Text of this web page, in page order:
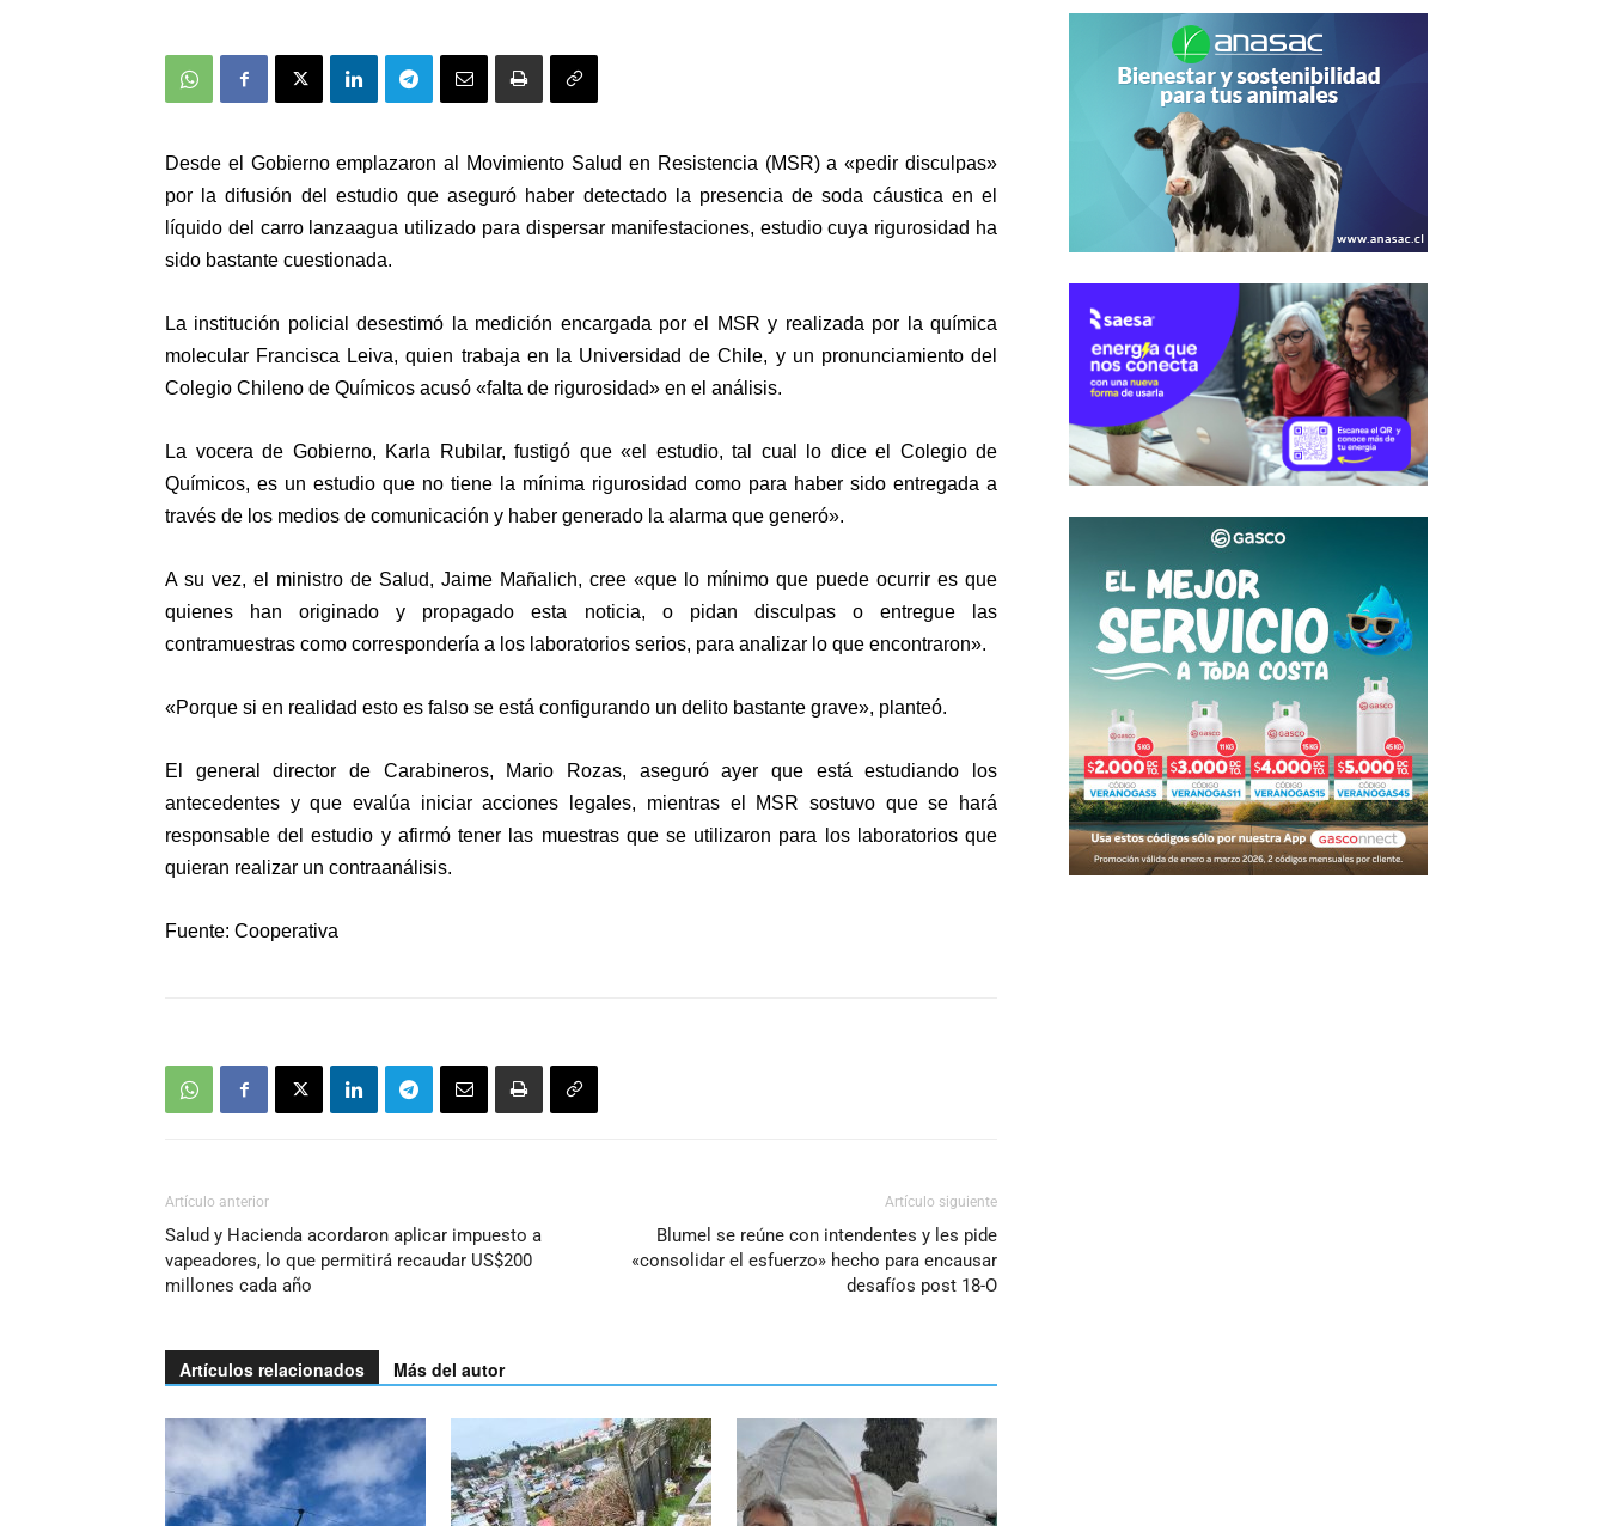
Desde el Gobierno emplazaron al Movimiento Salud en Resistencia (MSR) a «pedir disculpas»
por la difusión del estudio que aseguró haber detectado la presencia de soda cáustica en el
líquido del carro lanzaagua utilizado para dispersar manifestaciones, estudio cuya rigurosidad ha
sido bastante cuestionada.
La institución policial desestimó la medición encargada por el MSR y realizada por la química
molecular Francisca Leiva, quien trabaja en la Universidad de Chile, y un pronunciamiento del
Colegio Chileno de Químicos acusó «falta de rigurosidad» en el análisis.
La vocera de Gobierno, Karla Rubilar, fustigó que «el estudio, tal cual lo dice el Colegio de
Químicos, es un estudio que no tiene la mínima rigurosidad como para haber sido entregada a
través de los medios de comunicación y haber generado la alarma que generó».
A su vez, el ministro de Salud, Jaime Mañalich, cree «que lo mínimo que puede ocurrir es que
quienes han originado y propagado esta noticia, o pidan disculpas o entregue las
contramuestras como correspondería a los laboratorios serios, para analizar lo que encontraron».
«Porque si en realidad esto es falso se está configurando un delito bastante grave», planteó.
El general director de Carabineros, Mario Rozas, aseguró ayer que está estudiando los
antecedentes y queevalúa iniciar acciones legales, mientras el MSR sostuvo que se hará
responsable del estudio y afirmó tener las muestras que se utilizaron para los laboratorios que
quieran realizar un contraanálisis.
Fuente: Cooperativa
Artículo anterior
Salud y Hacienda acordaron aplicar impuesto a
vapeadores, lo que permitirá recaudar US$200
millones cada año
Artículo siguiente
Blumel se reúne con intendentes y les pide
«consolidar el esfuerzo» hecho para encausar
desafíos post 18-O
Artículos relacionados Más del autor